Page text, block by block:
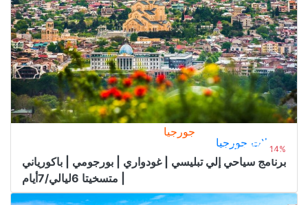
14%
جورجيا
من
2.500﷼
رحلات جورجيا
برنامج سياحي إلي تبليسي | غودواري | بورجومي | باكورياني
| متسخيتا 6ليالي/7أيام